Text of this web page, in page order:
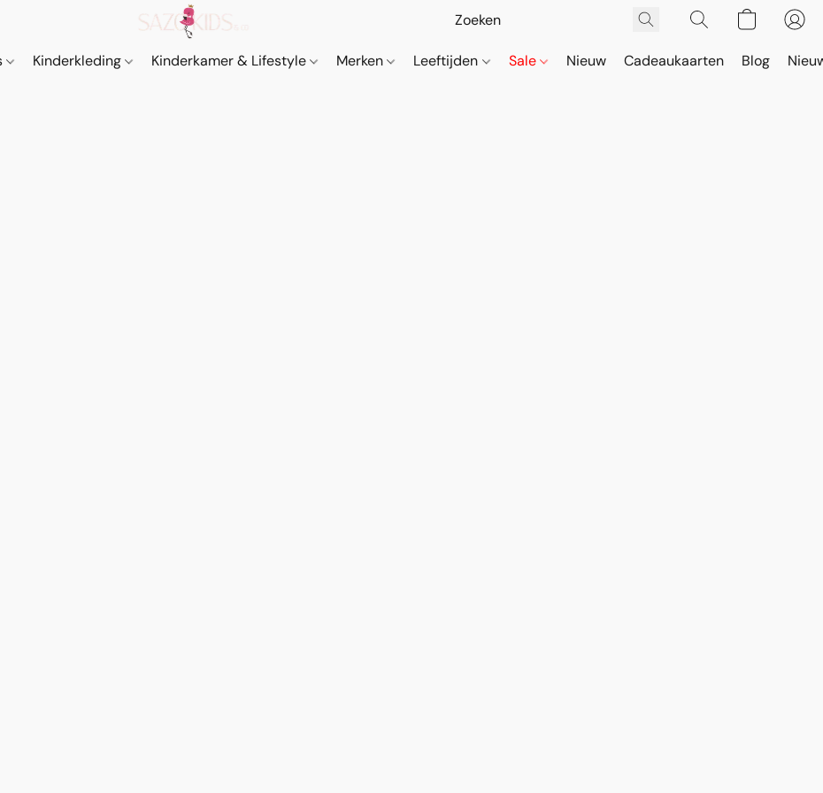
Kinderkleding Kinderkamer & Lifestyle Merken Leeftijden Sale Nieuw Cadeaukaarten Blog